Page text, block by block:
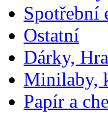
Spotřební
Ostatní
Dárky,
Minilaby,
Papír a